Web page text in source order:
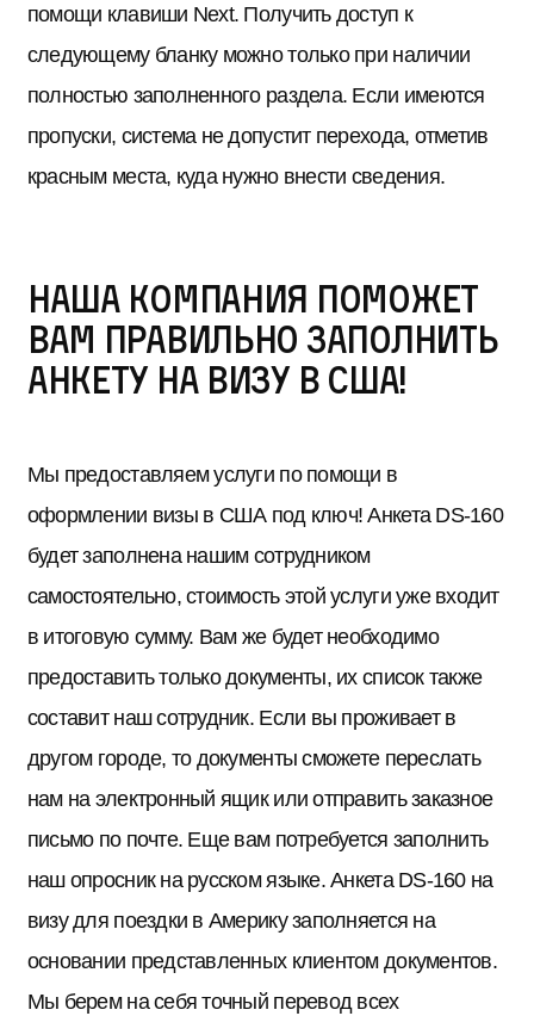
помощи клавиши Next. Получить доступ к
следующему бланку можно только при наличии
полностью заполненного раздела. Если имеются
пропуски, система не допустит перехода, отметив
красным места, куда нужно внести сведения.
Наша компания поможет
вам правильно заполнить
анкету на визу в США!
Мы предоставляем услуги по помощи в
оформлении визы в США под ключ! Анкета DS-160
будет заполнена нашим сотрудником
самостоятельно, стоимость этой услуги уже входит
в итоговую сумму. Вам же будет необходимо
предоставить только документы, их список также
составит наш сотрудник. Если вы проживает в
другом городе, то документы сможете переслать
нам на электронный ящик или отправить заказное
письмо по почте. Еще вам потребуется заполнить
наш опросник на русском языке. Анкета DS-160 на
визу для поездки в Америку заполняется на
основании представленных клиентом документов.
Мы берем на себя точный перевод всех